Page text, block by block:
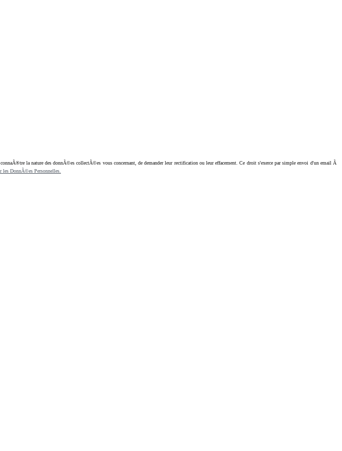
la nature des donnÃ©es collectÃ©es vous concernant, de demander leur rectification ou leur effacement. Ce droit s'exerce par simple envoi d'un email Ã
les DonnÃ©es Personnelles.